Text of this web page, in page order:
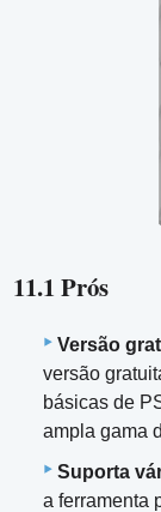
11.1 Prós
Versão
versão
básicas de
ampla gama
Suporta
a ferramenta